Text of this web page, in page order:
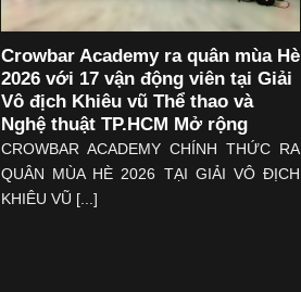
Crowbar Academy ra quân mùa Hè
2026 với 17 vận động viên tại Giải
Vô địch Khiêu vũ Thể thao và
Nghệ thuật TP.HCM Mở rộng
CROWBAR ACADEMY CHÍNH THỨC RA
QUÂN MÙA HÈ 2026 TẠI GIẢI VÔ ĐỊCH
KHIÊU VŨ [...]